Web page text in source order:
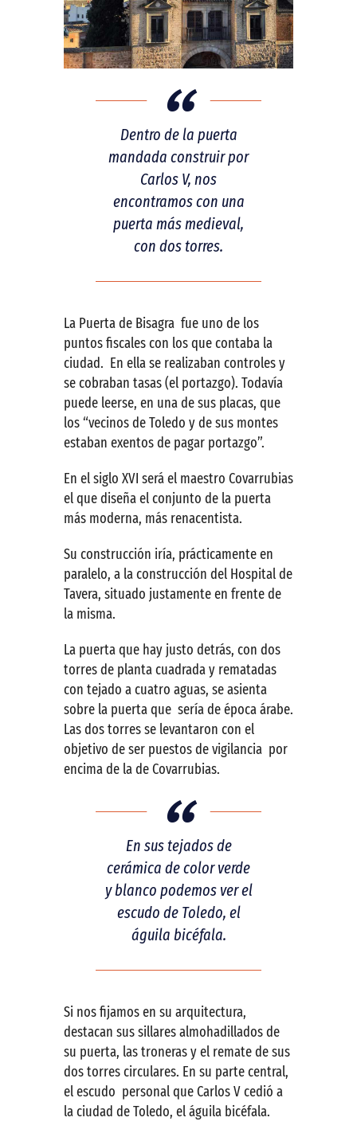
Dentro de la puerta
mandada construir por
Carlos V, nos
encontramos con una
puerta más medieval,
con dos torres.
La Puerta de Bisagra fue uno de los
puntos fiscales con los que contaba la
ciudad. En ella se realizaban controles y
se cobraban tasas (el portazgo). Todavía
puede leerse, en una de sus placas, que
los “vecinos de Toledo y de sus montes
estaban exentos de pagar portazgo”.
En el siglo XVI será el maestro Covarrubias
el que diseña el conjunto de la puerta
más moderna, más renacentista.
Su construcción iría, prácticamente en
paralelo, a la construcción del Hospital de
Tavera, situado justamente en frente de
la misma.
La puerta que hay justo detrás, con dos
torres de planta cuadrada y rematadas
con tejado a cuatro aguas, se asienta
sobre la puerta que sería de época árabe.
Las dos torres se levantaron con el
objetivo de ser puestos de vigilancia por
encima de la de Covarrubias.
En sus tejados de
cerámica de color verde
y blanco podemos ver el
escudo de Toledo, el
águila bicéfala.
Si nos fijamos en su arquitectura,
destacan sus sillares almohadillados de
su puerta, las troneras y el remate de sus
dos torres circulares. En su parte central,
el escudo personal que Carlos V cedió a
la ciudad de Toledo, el águila bicéfala.